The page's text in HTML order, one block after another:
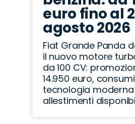
euro fino al
agosto 2026
Fiat Grande Panda
il nuovo motore
da 100 CV:
14.950 euro,
tecnologia
allestimenti